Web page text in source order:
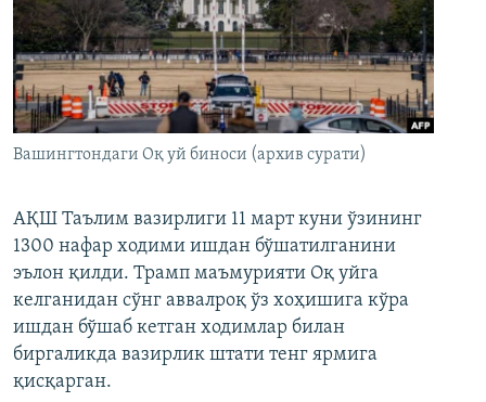
Вашингтондаги Оқ уй биноси (архив сурати)
АҚШ Таълим вазирлиги 11 март куни ўзининг
1300 нафар ходими ишдан бўшатилганини
эълон қилди. Трамп маъмурияти Оқ уйга
келганидан сўнг аввалроқ ўз хоҳишига кўра
ишдан бўшаб кетган ходимлар билан
биргаликда вазирлик штати тенг ярмига
қисқарган.